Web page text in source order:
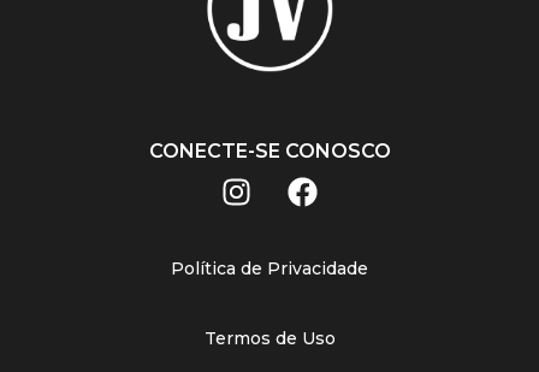
CONECTE-SE CONOSCO
Política de Privacidade
Termos de Uso